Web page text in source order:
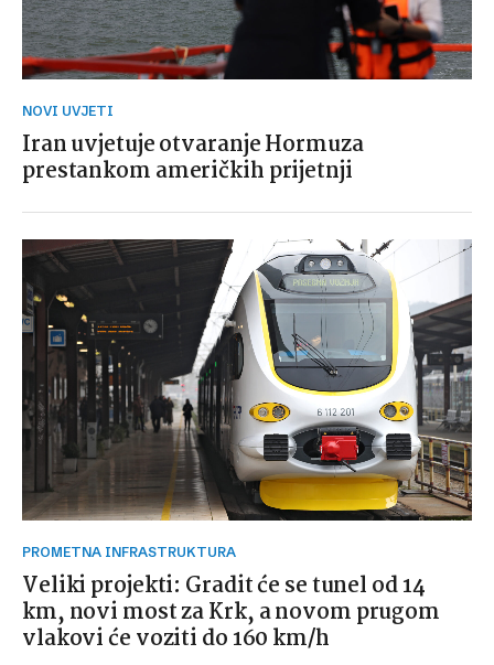
NOVI UVJETI
Iran uvjetuje otvaranje Hormuza
prestankom američkih prijetnji
PROMETNA INFRASTRUKTURA
Veliki projekti: Gradit će se tunel od 14
km, novi most za Krk, a novom prugom
vlakovi će voziti do 160 km/h